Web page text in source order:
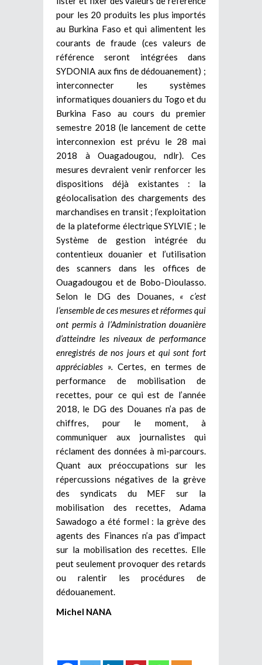
pour les 20 produits les plus importés
au Burkina Faso et qui alimentent les
courants de fraude (ces valeurs de
référence seront intégrées dans
SYDONIA aux fins de dédouanement) ;
interconnecter les systèmes
informatiques douaniers du Togo et du
Burkina Faso au cours du premier
semestre 2018 (le lancement de cette
interconnexion est prévu le 28 mai
2018 à Ouagadougou, ndlr). Ces
mesures devraient venir renforcer les
dispositions déjà existantes : la
géolocalisation des chargements des
marchandises en transit ; l’exploitation
de la plateforme électrique SYLVIE ; le
Système de gestion intégrée du
contentieux douanier et l’utilisation
des scanners dans les offices de
Ouagadougou et de Bobo-Dioulasso.
Selon le DG des Douanes, « c’est
l’ensemble de ces mesures et réformes qui
ont permis à l’Administration douanière
d’atteindre les niveaux de performance
enregistrés de nos jours et qui sont fort
appréciables ».
Certes, en termes de
performance de mobilisation de
recettes, pour ce qui est de l’année
2018, le DG des Douanes n’a pas de
chiffres, pour le moment, à
communiquer aux journalistes qui
réclament des données à mi-parcours.
Quant aux préoccupations sur les
répercussions négatives de la grève
des syndicats du MEF sur la
mobilisation des recettes, Adama
Sawadogo a été formel : la grève des
agents des Finances n’a pas d’impact
sur la mobilisation des recettes. Elle
peut seulement provoquer des retards
ou ralentir les procédures de
dédouanement.
Michel NANA